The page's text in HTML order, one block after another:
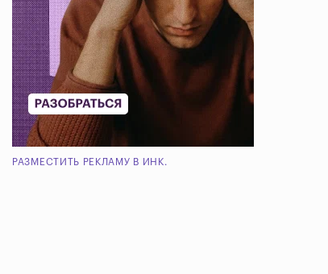
РАЗМЕСТИТЬ РЕКЛАМУ В ИНК.